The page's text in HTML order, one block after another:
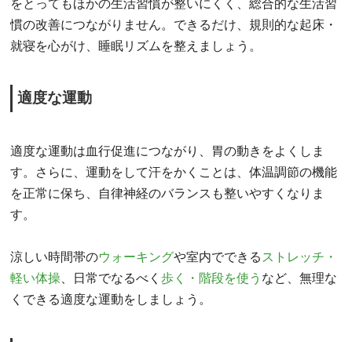
をとってもほかの生活習慣が整いにくく、総合的な生活習
慣の改善につながりません。できるだけ、規則的な起床・
就寝を心がけ、睡眠リズムを整えましょう。
適度な運動
適度な運動は血行促進につながり、胃の動きをよくしま
す。さらに、運動をして汗をかくことは、体温調節の機能
を正常に保ち、自律神経のバランスも整いやすくなりま
す。
涼しい時間帯のウォーキングや室内でできる ストレッチ・
軽い体操 、日常でなるべく 歩く・階段を使う など、無理な
くできる適度な運動をしましょう。